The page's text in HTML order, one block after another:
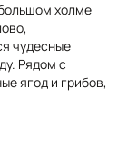
холме
чудесные
Рядом с
ягод и грибов,